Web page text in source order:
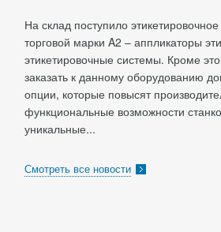
На склад поступило
торговой марки A2 – аппликаторы
этикетировочные системы. Кроме
заказать к данному оборудованию
опции, которые повысят
функциональные возможности
уникальные...
Смотреть все новости